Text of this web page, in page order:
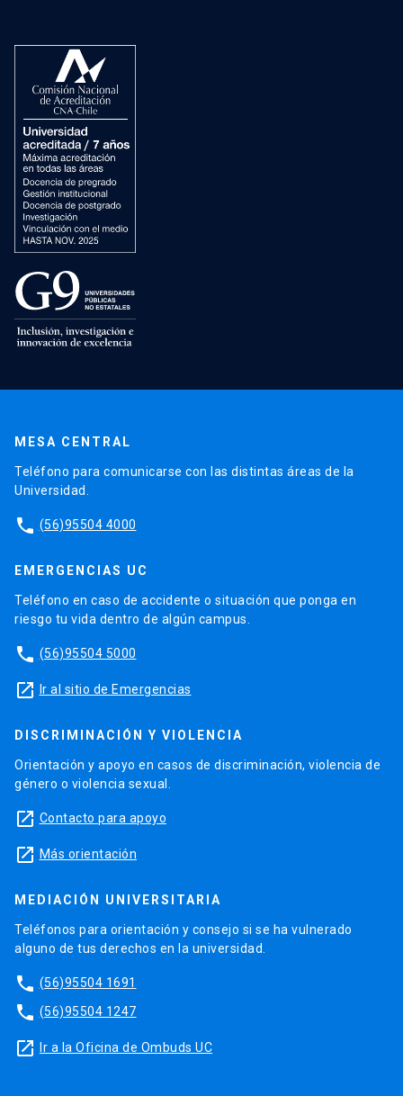
MESA CENTRAL
Teléfono para comunicarse con las distintas áreas de la
Universidad.
phone (56)95504 4000
EMERGENCIAS UC
Teléfono en caso de accidente o situación que ponga en
riesgo tu vida dentro de algún campus.
phone (56)95504 5000
launch Ir al sitio de Emergencias
DISCRIMINACIÓN Y VIOLENCIA
Orientación y apoyo en casos de discriminación, violencia de
género o violencia sexual.
launch Contacto para apoyo
launch Más orientación
MEDIACIÓN UNIVERSITARIA
Teléfonos para orientación y consejo si se ha vulnerado
alguno de tus derechos en la universidad.
phone (56)95504 1691
phone (56)95504 1247
launch Ir a la Oficina de Ombuds UC